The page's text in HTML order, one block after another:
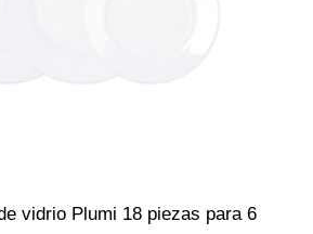
vidrio Plumi 18 piezas para 6